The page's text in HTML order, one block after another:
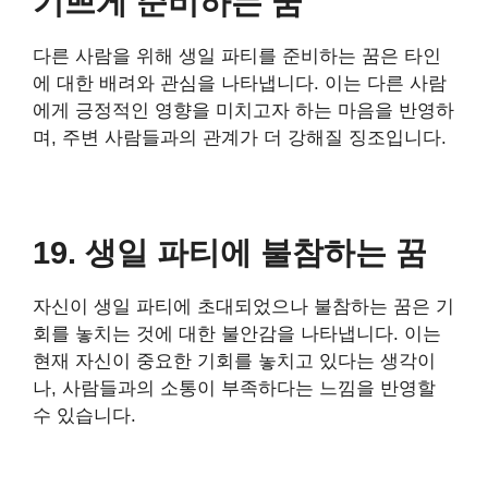
다른 사람을 위해 생일 파티를 준비하는 꿈은 타인
에 대한 배려와 관심을 나타냅니다. 이는 다른 사람
에게 긍정적인 영향을 미치고자 하는 마음을 반영하
며, 주변 사람들과의 관계가 더 강해질 징조입니다.
19. 생일 파티에 불참하는 꿈
자신이 생일 파티에 초대되었으나 불참하는 꿈은 기
회를 놓치는 것에 대한 불안감을 나타냅니다. 이는
현재 자신이 중요한 기회를 놓치고 있다는 생각이
나, 사람들과의 소통이 부족하다는 느낌을 반영할
수 있습니다.